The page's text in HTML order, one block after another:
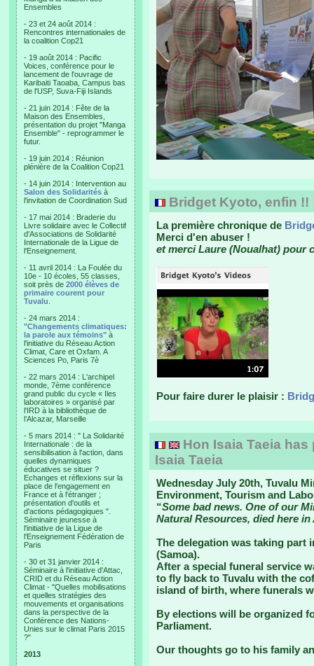
Ensembles
- 23 et 24 août 2014 :
Rencontres internationales de
la coalition Cop21
- 19 août 2014 : Pacific
Voices, conférence pour le
lancement de l'ouvrage de
Karibaiti Taoaba, Campus bas
de l'USP, Suva-Fiji Islands
- 21 juin 2014 : Fête de la
Maison des Ensembles,
présentation du projet "Manga
Ensemble" - reprogrammer le
futur.
- 19 juin 2014 : Réunion
plénière de la Coalition Cop21
- 14 juin 2014 : Intervention au
Salon des Solidarités à
l'invitation de Coordination Sud
- 17 mai 2014 : Braderie du
Livre solidaire avec le Collectif
d'Associations de Solidarité
Internationale de la Ligue de
l'Enseignement.
- 11 avril 2014 : La Foulée du
10e - 10 écoles, 55 classes,
soit près de 2000 élèves de
primaire courent pour
Tuvalu
- 24 mars 2014 :
"Changements climatiques:
la parole aux témoins" à
l'initiative du Réseau Action
Climat, Care et Oxfam. A
Sciences Po, Paris 7è
- 22 mars 2014 : L'archipel
monde, 7ème conférence
grand public du cycle « Iles
laboratoires » organisé par
l'IRD à la bibliothèque de
l’Alcazar, Marseille
- 5 mars 2014 : " La Solidarité
Internationale : de la
sensibilisation à l'action, dans
quelles dynamiques
éducatives se situer ?
Echanges et réflexions sur la
place de l'engagement en
France et à l'étranger ;
présentation d'outils et
d'actions pédagogiques ".
Séminaire jeunesse à
l'initiative de la Ligue de
l'Enseignement Fédération de
Paris
- 30 et 31 janvier 2014 :
Séminaire à l'initiative d'Attac,
CRID et du Réseau Action
Climat - "Quelles mobilisations
et quelles stratégies des
mouvements et organisations
dans la perspective de la
Conférence des Nations-
Unies sur le climat Paris 2015
?"
2013
Bridget Kyoto, enfin !!
La première chronique de
Merci d'en abuser !
et merci Laure (Noualhat) pour
Pour faire durer le plaisir :
Hon Isaia Taeia
Isaia Taeia
Wednesday July 20th, Tuvalu
Environment, Tourism and
“Some bad news. One of our
Natural Resources, died here in
The delegation was taking part
(Samoa).
After a special funeral service
to fly back to Tuvalu with the
island of birth, where funerals
By elections will be organized
Parliament.
Our thoughts go to his family